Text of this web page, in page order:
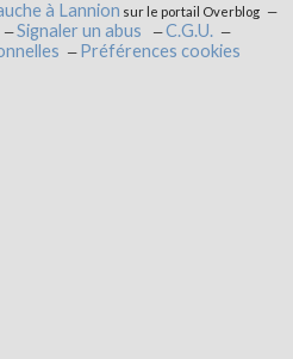
à Lannion sur le portail Overblog
Signaler un abus
C.G.U.
Préférences cookies